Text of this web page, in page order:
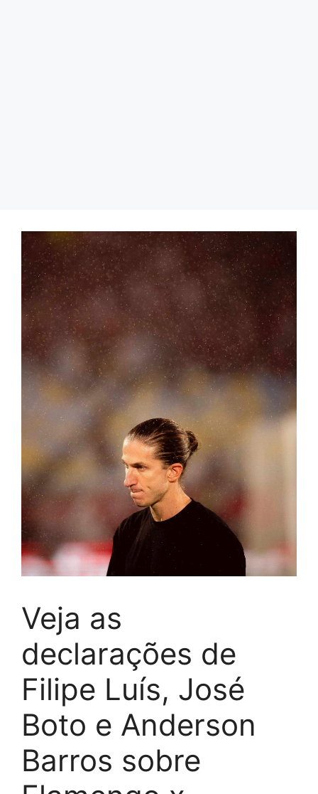
Veja as
declarações de
Filipe Luís, José
Boto e Anderson
Barros sobre